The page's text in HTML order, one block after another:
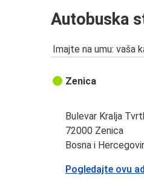
Autobuska
Imajte na umu: vaša
Zenica
Bulevar Kralja
72000 Zenica
Bosna i
Pogledajte ovu